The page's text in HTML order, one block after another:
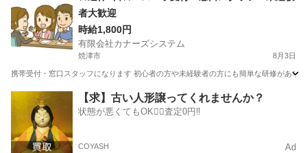
者大歓迎
時給1,800円
有限会社カナーズシステム
焼津市 8月3日
携帯受付・窓口スタッフになります 初心者の方や未経験者の方にも簡単な研修があ
携帯ショップ スタッフ
【求】古い人形譲ってくれませんか？
状態が悪くてもOK🙆‍♀️査定0円‼️
COYASH Ad